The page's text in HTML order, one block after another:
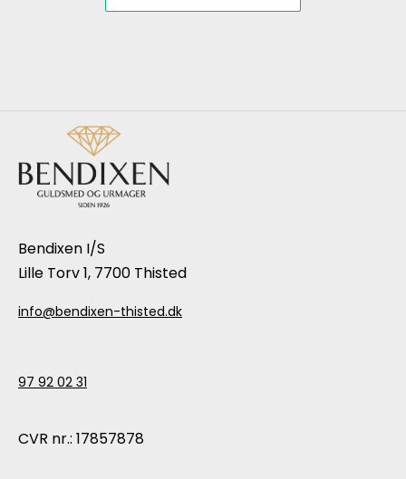
Bendixen I/S
Lille Torv 1, 7700 Thisted
info@bendixen-thisted.dk
97 92 02 31
CVR nr.: 17857878